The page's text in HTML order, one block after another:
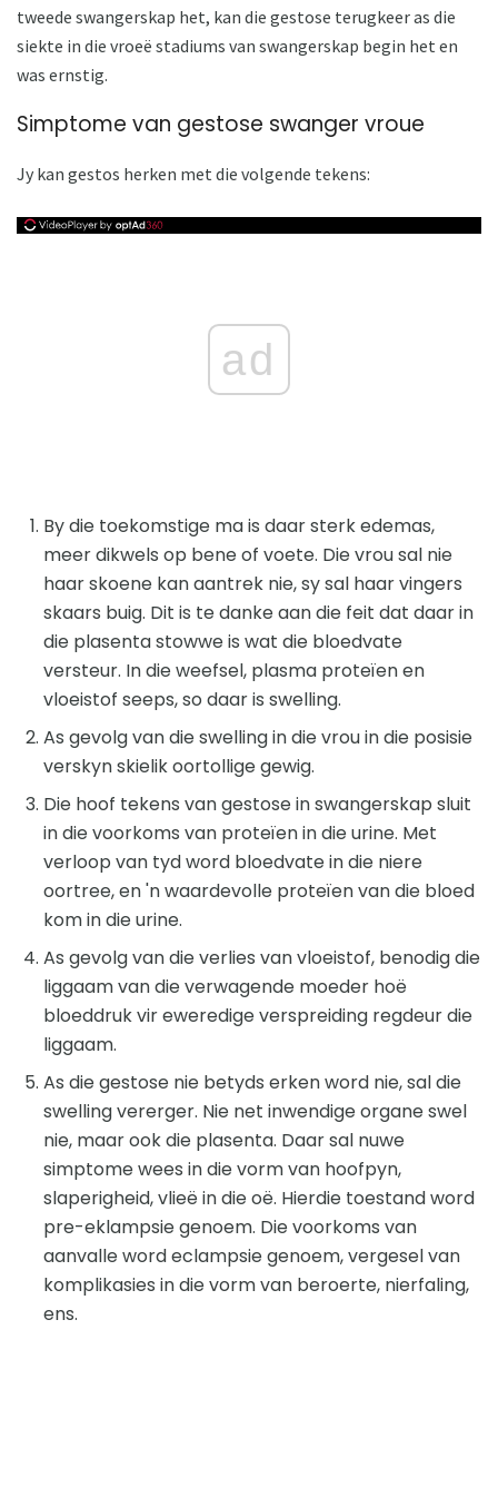
tweede swangerskap het, kan die gestose terugkeer as die
siekte in die vroeë stadiums van swangerskap begin het en
was ernstig.
Simptome van gestose swanger vroue
Jy kan gestos herken met die volgende tekens:
ad
By die toekomstige ma is daar sterk edemas,
meer dikwels op bene of voete. Die vrou sal nie
haar skoene kan aantrek nie, sy sal haar vingers
skaars buig. Dit is te danke aan die feit dat daar in
die plasenta stowwe is wat die bloedvate
versteur. In die weefsel, plasma proteïen en
vloeistof seeps, so daar is swelling.
As gevolg van die swelling in die vrou in die posisie
verskyn skielik oortollige gewig.
Die hoof tekens van gestose in swangerskap sluit
in die voorkoms van proteïen in die urine. Met
verloop van tyd word bloedvate in die niere
oortree, en 'n waardevolle proteïen van die bloed
kom in die urine.
As gevolg van die verlies van vloeistof, benodig die
liggaam van die verwagende moeder hoë
bloeddruk vir eweredige verspreiding regdeur die
liggaam.
As die gestose nie betyds erken word nie, sal die
swelling vererger. Nie net inwendige organe swel
nie, maar ook die plasenta. Daar sal nuwe
simptome wees in die vorm van hoofpyn,
slaperigheid, vlieë in die oë. Hierdie toestand word
pre-eklampsie genoem. Die voorkoms van
aanvalle word eclampsie genoem, vergesel van
komplikasies in die vorm van beroerte, nierfaling,
ens.